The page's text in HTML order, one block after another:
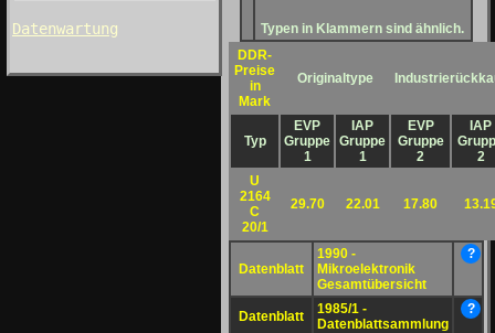
Datenwartung
Typen in Klammern sind ähnlich.
DDR-
Preise
in
Mark
Originaltype
Typ
EVP
Gruppe
1
IAP
Gruppe
1
EVP
Gruppe
2
IAP
2
U
2164
C
20/1
29.70 22.01 17.80
Datenblatt
1990 -
Mikroelektronik
Gesamtübersicht
?
Datenblatt
1985/1 -
Datenblattsammlung
?